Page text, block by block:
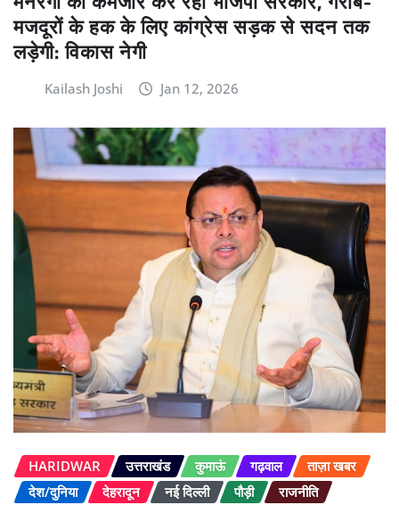
मजदूरों के हक के लिए कांग्रेस सड़क से सदन तक
लड़ेगी: विकास नेगी
Kailash Joshi Jan 12, 2026
HARIDWAR उत्तराखंड कुमाऊं गढ़वाल
ताज़ा खबर
देश/दुनिया
देहरादून नई दिल्ली पौड़ी
राजनीति